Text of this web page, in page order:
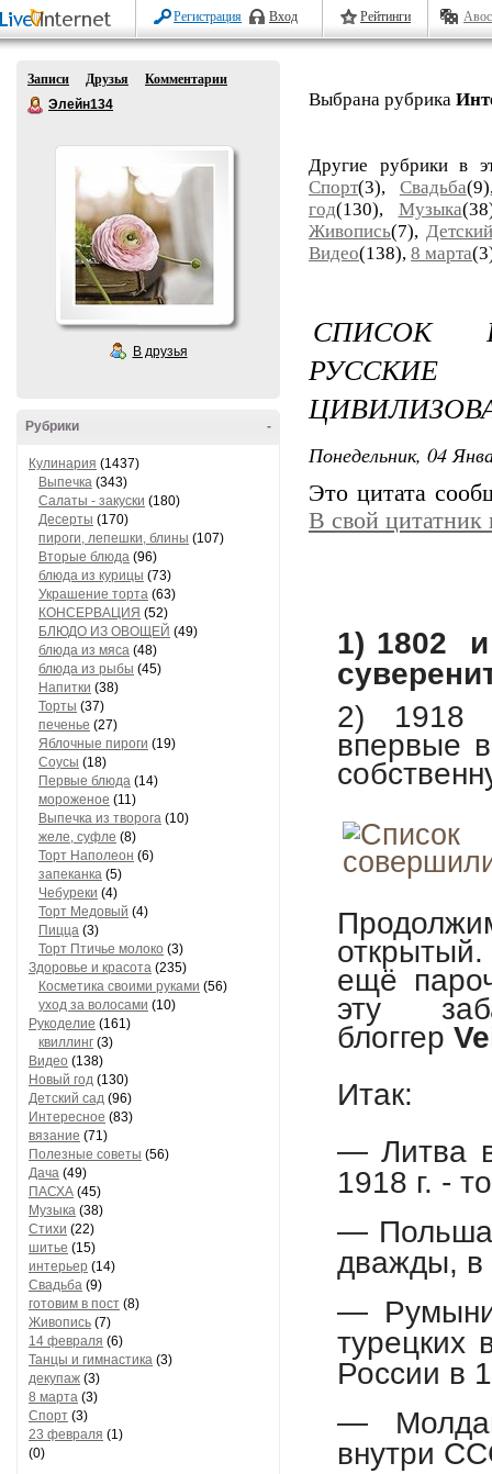
Регистрация Вход Рейтинги
Записи Друзья
Комментарии
Элейн134
В друзья
-
Рубрики
Кулинария (1437)
Выпечка (343)
Салаты - закуски (180)
Десерты (170)
пироги, лепешки, блины (107)
Вторые блюда (96)
блюда из курицы (73)
Украшение торта (63)
КОНСЕРВАЦИЯ (52)
БЛЮДО ИЗ ОВОЩЕЙ (49)
блюда из мяса (48)
блюда из рыбы (45)
Напитки (38)
Торты (37)
печенье (27)
Яблочные пироги (19)
Соусы (18)
Первые блюда (14)
мороженое (11)
Выпечка из творога (10)
желе, суфле (8)
Торт Наполеон (6)
запеканка (5)
Чебуреки (4)
Торт Медовый (4)
Пицца (3)
Торт Птичье молоко (3)
Здоровье и красота (235)
Косметика своими руками (56)
уход за волосами (10)
Рукоделие (161)
квиллинг (3)
Видео (138)
Новый год (130)
Детский сад (96)
Интересное (83)
вязание (71)
Полезные советы (56)
Дача (49)
ПАСХА (45)
Музыка (38)
Стихи (22)
шитье (15)
интерьер (14)
Свадьба (9)
готовим в пост (8)
Живопись (7)
14 февраля (6)
Танцы и гимнастика (3)
декупаж (3)
8 марта (3)
Спорт (3)
23 февраля (1)
(0)
Выбрана рубрика
Другие рубрики в
Спорт(3), Свадьба
год(130), Музыка
Живопись(7),
Видео(138), 8 марта
СПИСОК
Понедельник, 04
Это цитата
В свой цитатник
1) 1802 и
2) 1918
впервые
ещё
эту
блоггер
Итак:
— Литва
1918 г. -
— Польша
дважды, в
—
турецких
России в
—
внутри